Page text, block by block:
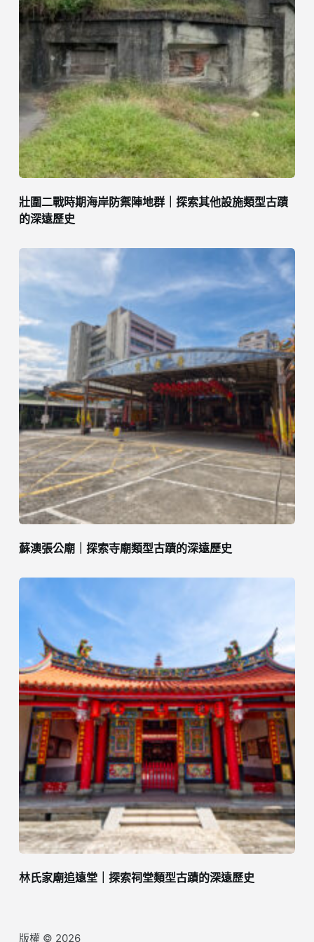
壯圍二戰時期海岸防禦陣地群｜探索其他設施類型古蹟
的深遠歷史
蘇澳張公廟｜探索寺廟類型古蹟的深遠歷史
林氏家廟追遠堂｜探索祠堂類型古蹟的深遠歷史
版權 © 2026